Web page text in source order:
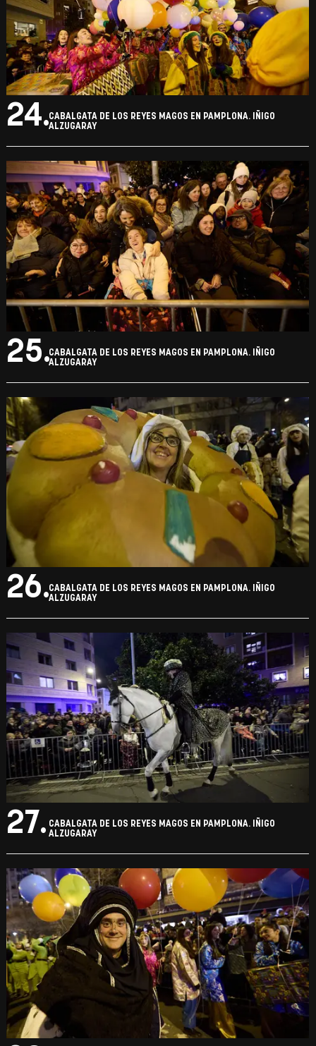
23.CABALGATA DE LOS REYES MAGOS EN PAMPLONA. IÑIGO
ALZUGARAY
24. CABALGATA DE LOS REYES MAGOS EN PAMPLONA. IÑIGO
ALZUGARAY
25.
CABALGATA DE LOS REYES MAGOS EN PAMPLONA. IÑIGO
26. CABALGATA DE LOS REYES MAGOS EN PAMPLONA. IÑIGO
ALZUGARAY
27.
CABALGATA DE LOS REYES MAGOS EN PAMPLONA. IÑIGO